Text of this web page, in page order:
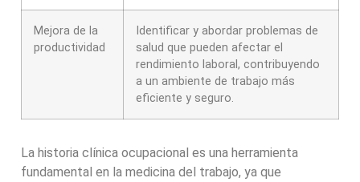
Mejora de la
productividad
Identificar y abordar problemas de
salud que pueden afectar el
rendimiento laboral, contribuyendo
a un ambiente de trabajo más
eficiente y seguro.
La historia clínica ocupacional es una herramienta
fundamental en la medicina del trabajo, ya que